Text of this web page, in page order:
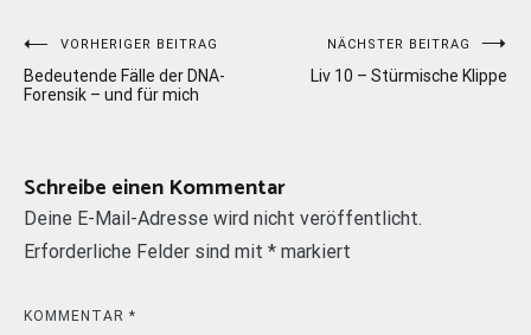
Beitragsnavigation
VORHERIGER BEITRAG
Bedeutende Fälle der DNA-
Forensik – und für mich
NÄCHSTER BEITRAG
Liv 10 – Stürmische Klippe
Schreibe einen Kommentar
Deine E-Mail-Adresse wird nicht veröffentlicht.
Erforderliche Felder sind mit * markiert
KOMMENTAR *